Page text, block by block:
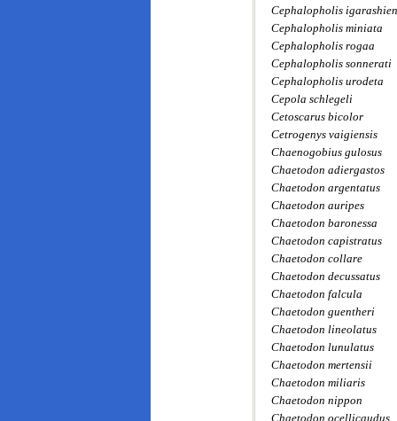
Cephalopholis
Cephalopholis miniata
Cephalopholis rogaa
Cephalopholis sonnerati
Cephalopholis urodeta
Cepola schlegeli
Cetoscarus bicolor
Cetrogenys vaigiensis
Chaenogobius gulosus
Chaetodon adiergastos
Chaetodon argentatus
Chaetodon auripes
Chaetodon baronessa
Chaetodon capistratus
Chaetodon collare
Chaetodon decussatus
Chaetodon falcula
Chaetodon guentheri
Chaetodon lineolatus
Chaetodon lunulatus
Chaetodon mertensii
Chaetodon miliaris
Chaetodon nippon
Chaetodon ocellicaudus